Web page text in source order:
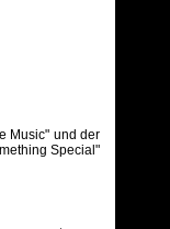
Music" und der
Special"